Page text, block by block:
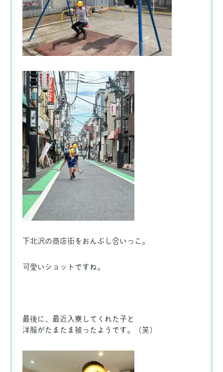
下北沢の商店街をおんぶし合いっこ。
可愛いショットですね。
最後に、最近入寮してくれた子と
洋服がたまたま被ったようです。（笑）